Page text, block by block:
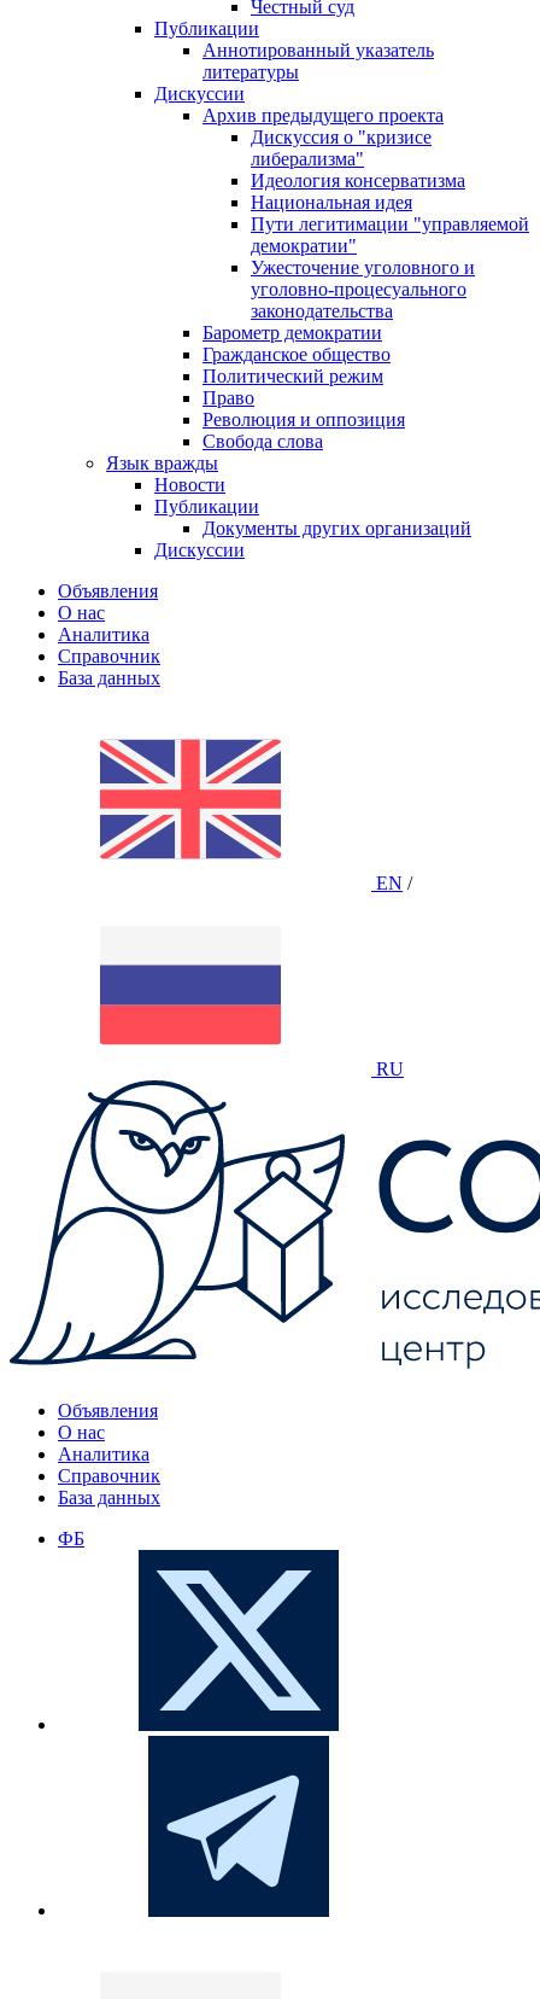
Честный суд
Публикации
Аннотированный указатель
литературы
Дискуссии
Архив предыдущего проекта
Дискуссия о "кризисе
либерализма"
Идеология консерватизма
Национальная идея
Пути легитимации "управляемой
демократии"
Ужесточение уголовного и
уголовно-процесуального
законодательства
Барометр демократии
Гражданское общество
Политический режим
Право
Революция и оппозиция
Свобода слова
Язык вражды
Новости
Публикации
Документы других организаций
Дискуссии
Объявления
О нас
Аналитика
Справочник
База данных
EN /
RU
Объявления
О нас
Аналитика
Справочник
База данных
ФБ